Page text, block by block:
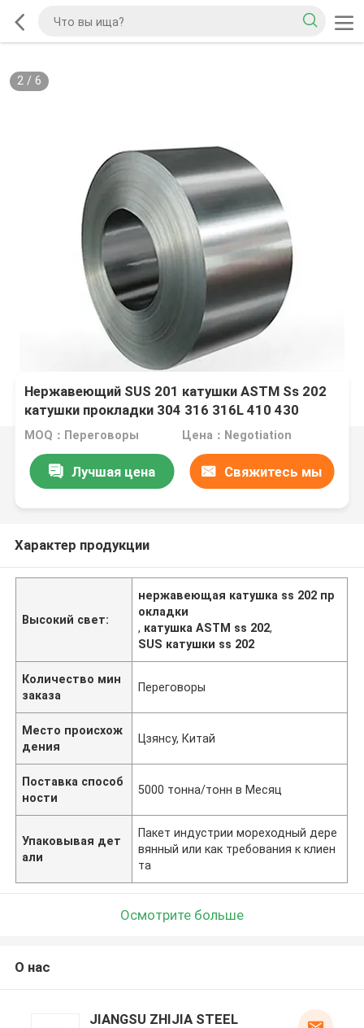
2/ 6
Нержавеющий SUS 201 катушки ASTM Ss 202
катушки прокладки 304 316 316L 410 430
MOQ：Переговоры Цена：Negotiation
Лучшая цена Свяжитесь мы
Характер продукции
Высокий свет:
нержавеющая катушка ss 202 пр
окладки
, катушка ASTM ss 202,
SUS катушки ss 202
Количество мин
заказа
Переговоры
Место происхож
дения
Цзянсу, Китай
Поставка способ
ности
5000 тонна/тонн в Месяц
Упаковывая дет
али
Пакет индустрии мореходный дере
вянный или как требования к клиен
та
Осмотрите больше
О нас
JIANGSU ZHIJIA STEEL